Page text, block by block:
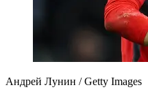
Андрей Лунин / Getty Images